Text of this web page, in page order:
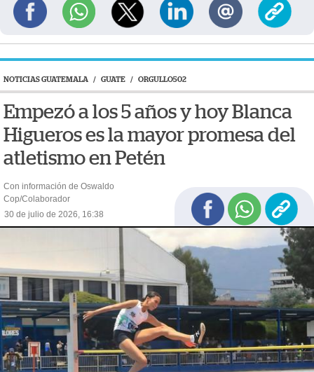
NOTICIAS GUATEMALA / GUATE / ORGULLO502
Empezó a los 5 años y hoy Blanca
Higueros es la mayor promesa del
atletismo en Petén
Con información de Oswaldo
Cop/Colaborador
30 de julio de 2026, 16:38